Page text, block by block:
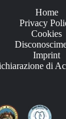
Home
Privacy
Cookies
Imprint
di